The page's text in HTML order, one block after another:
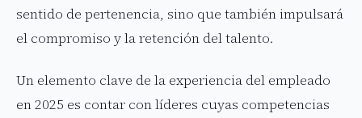
sentido de pertenencia, sino que también impulsará
el compromiso y la retención del talento.
Un elemento clave de la experiencia del empleado
en 2025 es contar con líderes cuyas competencias